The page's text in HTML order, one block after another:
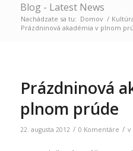
Blog - Latest News
Nachádzate sa tu: Domov /
Prázdninová akadémia v plnom
Prázdninová
plnom prúde
22. augusta 2012 / 0 Komentáre / v